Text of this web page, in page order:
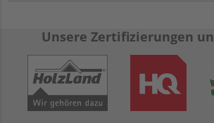
Unsere Zertifizierungen